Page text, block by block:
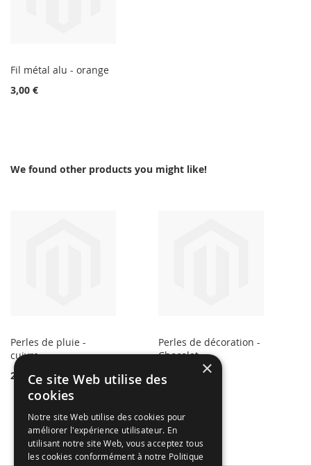
Fil métal alu - orange
3,00 €
We found other products you might like!
Perles de pluie -
cuivre
2,49 €
Perles de décoration -
Chocolat
2,50 €
×
Ce site Web utilise des
cookies
Notre site Web utilise des cookies pour
améliorer l'expérience utilisateur. En
utilisant notre site Web, vous acceptez tous
les cookies conformément à notre Politique